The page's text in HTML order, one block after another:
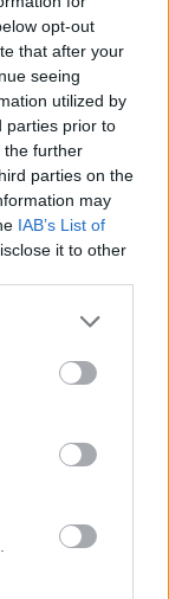
opt-out
that after your
seeing
utilized by
parties prior to
the further
parties on the
may
IAB’s List of
it to other
hable el
adición
o
texto en su
una
con
código QR
aplicaciones
Bartender,